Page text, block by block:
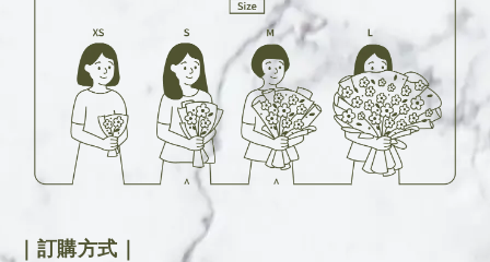
｜訂購方式｜